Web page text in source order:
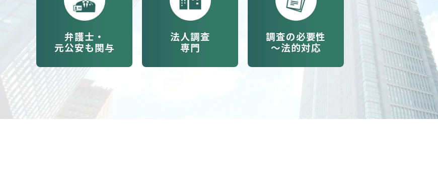
弁護士・
元公安も関与
法人調査
専門
調査の必要性
〜法的対応